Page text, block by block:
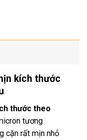
kích thước
thước theo
tương
cặn rất mịn nhỏ